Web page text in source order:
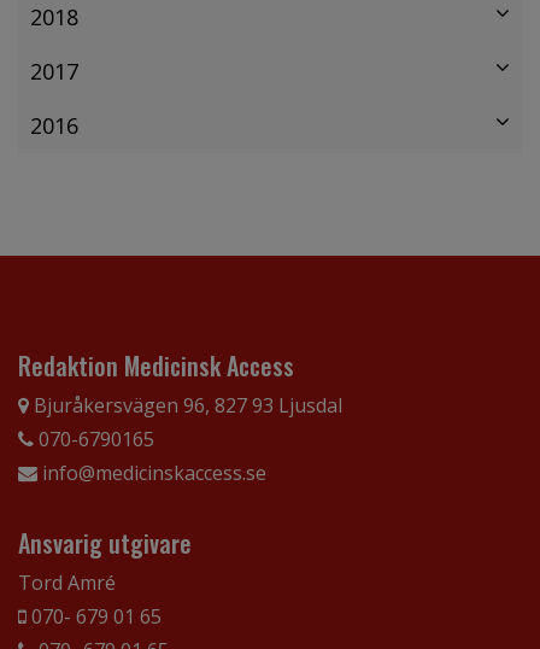
2018
2017
2016
Redaktion Medicinsk Access
Bjuråkersvägen 96, 827 93 Ljusdal
070-6790165
info@medicinskaccess.se
Ansvarig utgivare
Tord Amré
070- 679 01 65